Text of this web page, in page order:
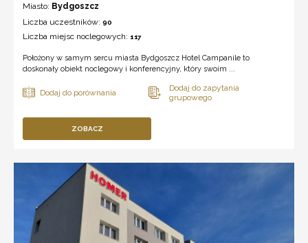
Miasto: Bydgoszcz
Liczba uczestników: 90
Liczba miejsc noclegowych: 117
Położony w samym sercu miasta Bydgoszcz Hotel Campanile to
doskonały obiekt noclegowy i konferencyjny, który swoim ...
ZOBACZ